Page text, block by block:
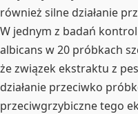
również silne działanie
W jednym z badań
albicans w 20 próbkach
że związek ekstraktu z
działanie przeciwko
przeciwgrzybiczne tego